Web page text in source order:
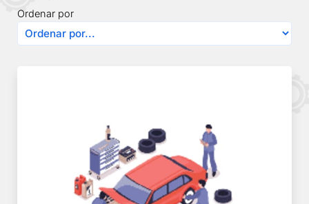
Ordenar por